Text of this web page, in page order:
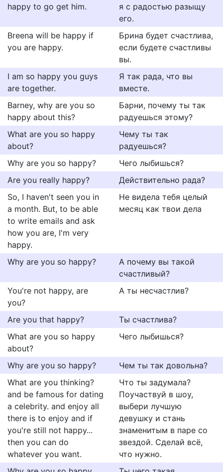
happy to go get him.
я с радостью разыщу
его.
Breena will be happy if
you are happy.
Брина будет счастлива,
если будете счастливы
вы.
I am so happy you guys
are together.
Я так рада, что вы
вместе.
Barney, why are you so
happy about this?
Барни, почему ты так
радуешься этому?
What are you so happy
about?
Чему ты так
радуешься?
Why are you so happy?
Чего лыбишься?
Are you really happy?
Действительно рада?
So, I haven't seen you in
a month. But, to be able
to write emails and ask
how you are, I'm very
happy.
Не видела тебя целый
месяц как твои дела
Why are you so happy?
А почему вы такой
счастливый?
You're not happy, are
you?
А ты несчастлив?
Are you that happy?
Ты счастлива?
What are you so happy
about?
Чего лыбишься?
Why are you so happy?
Чем ты так довольна?
What are you thinking?
and be famous for dating
a celebrity. and enjoy all
there is to enjoy and if
you're still not happy...
then you can do
whatever you want.
Что ты задумала?
Поучаствуй в шоу,
выбери лучшую
девушку и стань
знаменитым в паре со
звездой. Сделай всё,
что нужно.